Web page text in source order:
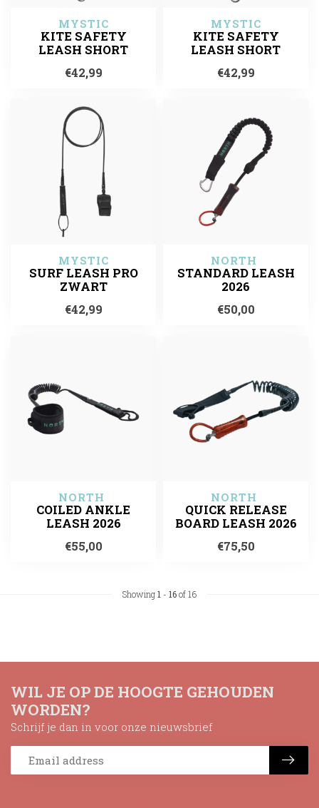
MYSTIC
KITE SAFETY
LEASH SHORT
€42,99
MYSTIC
KITE SAFETY
LEASH SHORT
€42,99
MYSTIC
SURF LEASH PRO
ZWART
€42,99
NORTH
STANDARD LEASH
2026
€50,00
NORTH
COILED ANKLE
LEASH 2026
€55,00
NORTH
QUICK RELEASE
BOARD LEASH 2026
€75,50
Showing1 - 16of 16
WIL JE OP DE HOOGTE GEHOUDEN
WORDEN?
Schrijf je dan in voor onze nieuwsbrief